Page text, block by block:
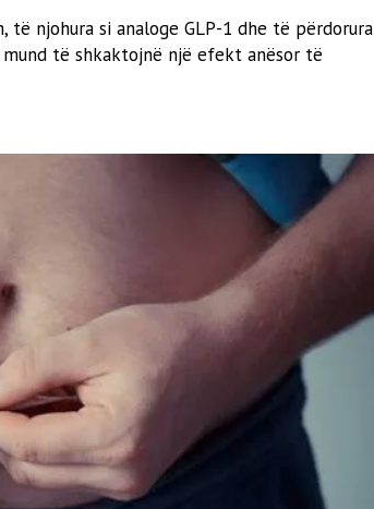
njohura si analoge GLP-1 dhe të përdorura
të shkaktojnë një efekt anësor të